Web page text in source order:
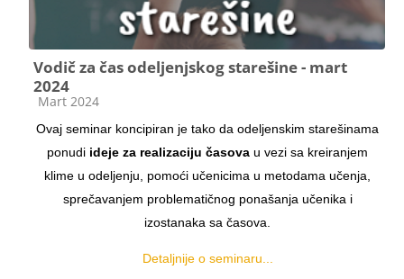
Vodič za čas odeljenjskog starešine - mart
2024
Категорија курса
Mart 2024
Ovaj seminar koncipiran je tako da odeljenskim starešinama
ponudi ideje za realizaciju časova u vezi sa kreiranjem
klime u odeljenju, pomoći učenicima u metodama učenja,
sprečavanjem problematičnog ponašanja učenika i
izostanaka sa časova.
Detaljnije o seminaru...